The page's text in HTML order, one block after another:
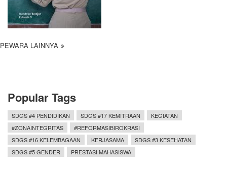
PEWARA LAINNYA
Popular Tags
SDGS #4 PENDIDIKAN SDGS #17 KEMITRAAN
KEGIATAN
#ZONAINTEGRITAS
#REFORMASIBIROKRASI
SDGS #16 KELEMBAGAAN
KERJASAMA
SDGS #3 KESEHATAN
SDGS #5 GENDER
PRESTASI MAHASISWA